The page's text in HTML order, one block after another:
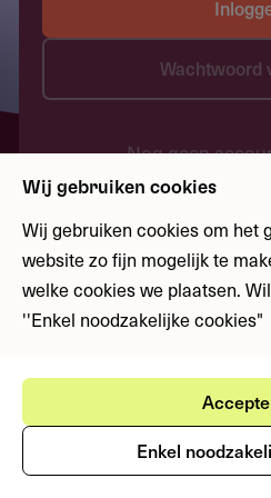
Wachtwoord
Nog geen
Wij gebruiken cookies
Wij gebruiken cookies om het
website zo fijn mogelijk te
welke cookies we plaatsen.
''Enkel noodzakelijke cookies"
Enkel